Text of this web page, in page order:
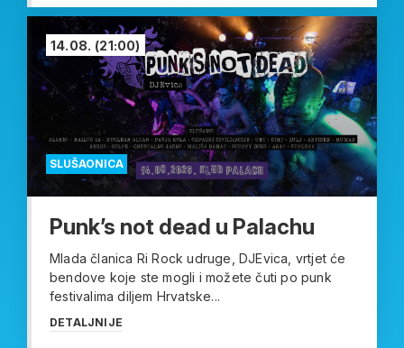
SLUŠAONICA
14.08. (21:00)
Punk’s not dead u Palachu
Mlada članica Ri Rock udruge, DJEvica, vrtjet će
bendove koje ste mogli i možete čuti po punk
festivalima diljem Hrvatske...
DETALJNIJE